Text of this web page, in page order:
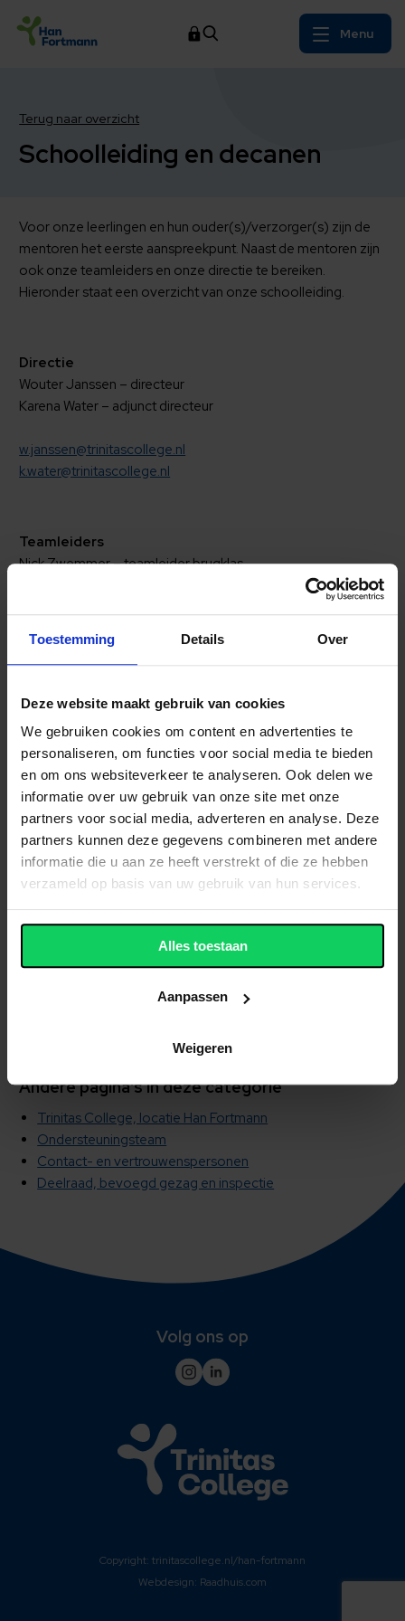
Toestemming Details Over
Deze website maakt gebruik van cookies
We gebruiken cookies om content en advertenties te
personaliseren, om functies voor social media te bieden
en om ons websiteverkeer te analyseren. Ook delen we
informatie over uw gebruik van onze site met onze
partners voor social media, adverteren en analyse. Deze
partners kunnen deze gegevens combineren met andere
informatie die u aan ze heeft verstrekt of die ze hebben
verzameld op basis van uw gebruik van hun services.
Alles toestaan
Aanpassen
Weigeren
Menu
Terug naar overzicht
Schoolleiding en decanen
Voor onze leerlingen en hun ouder(s)/verzorger(s) zijn de
mentoren het eerste aanspreekpunt. Naast de mentoren zijn
ook onze teamleiders en onze directie te bereiken.
Hieronder staat een overzicht van onze schoolleiding.
Directie
Wouter Janssen – directeur
Karena Water – adjunct directeur
w.janssen@trinitascollege.nl
k.water@trinitascollege.nl
Teamleiders
Nick Zwemmer – teamleider brugklas
r.fuijkschot@trinitascollege.nl
Decanen
Melody Peverelli – decaan havo
m.peverelli@trinitascollege.nl
Andere pagina's in deze categorie
Trinitas College, locatie Han Fortmann
Ondersteuningsteam
Contact- en vertrouwenspersonen
Deelraad, bevoegd gezag en inspectie
Volg ons op
Copyright: trinitascollege.nl/han-fortmann
Webdesign: Raadhuis.com